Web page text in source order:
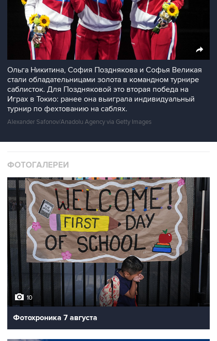
Ольга Никитина, София Позднякова и Софья Великая
стали обладательницами золота в командном турнире
саблисток. Для Поздняковой это вторая победа на
Играх в Токио: ранее она выиграла индивидуальный
турнир по фехтованию на саблях.
Alexander Safonov/Anadolu Agency via Getty Images
ФОТОГАЛЕРЕИ
10
Фотохроника 7 августа